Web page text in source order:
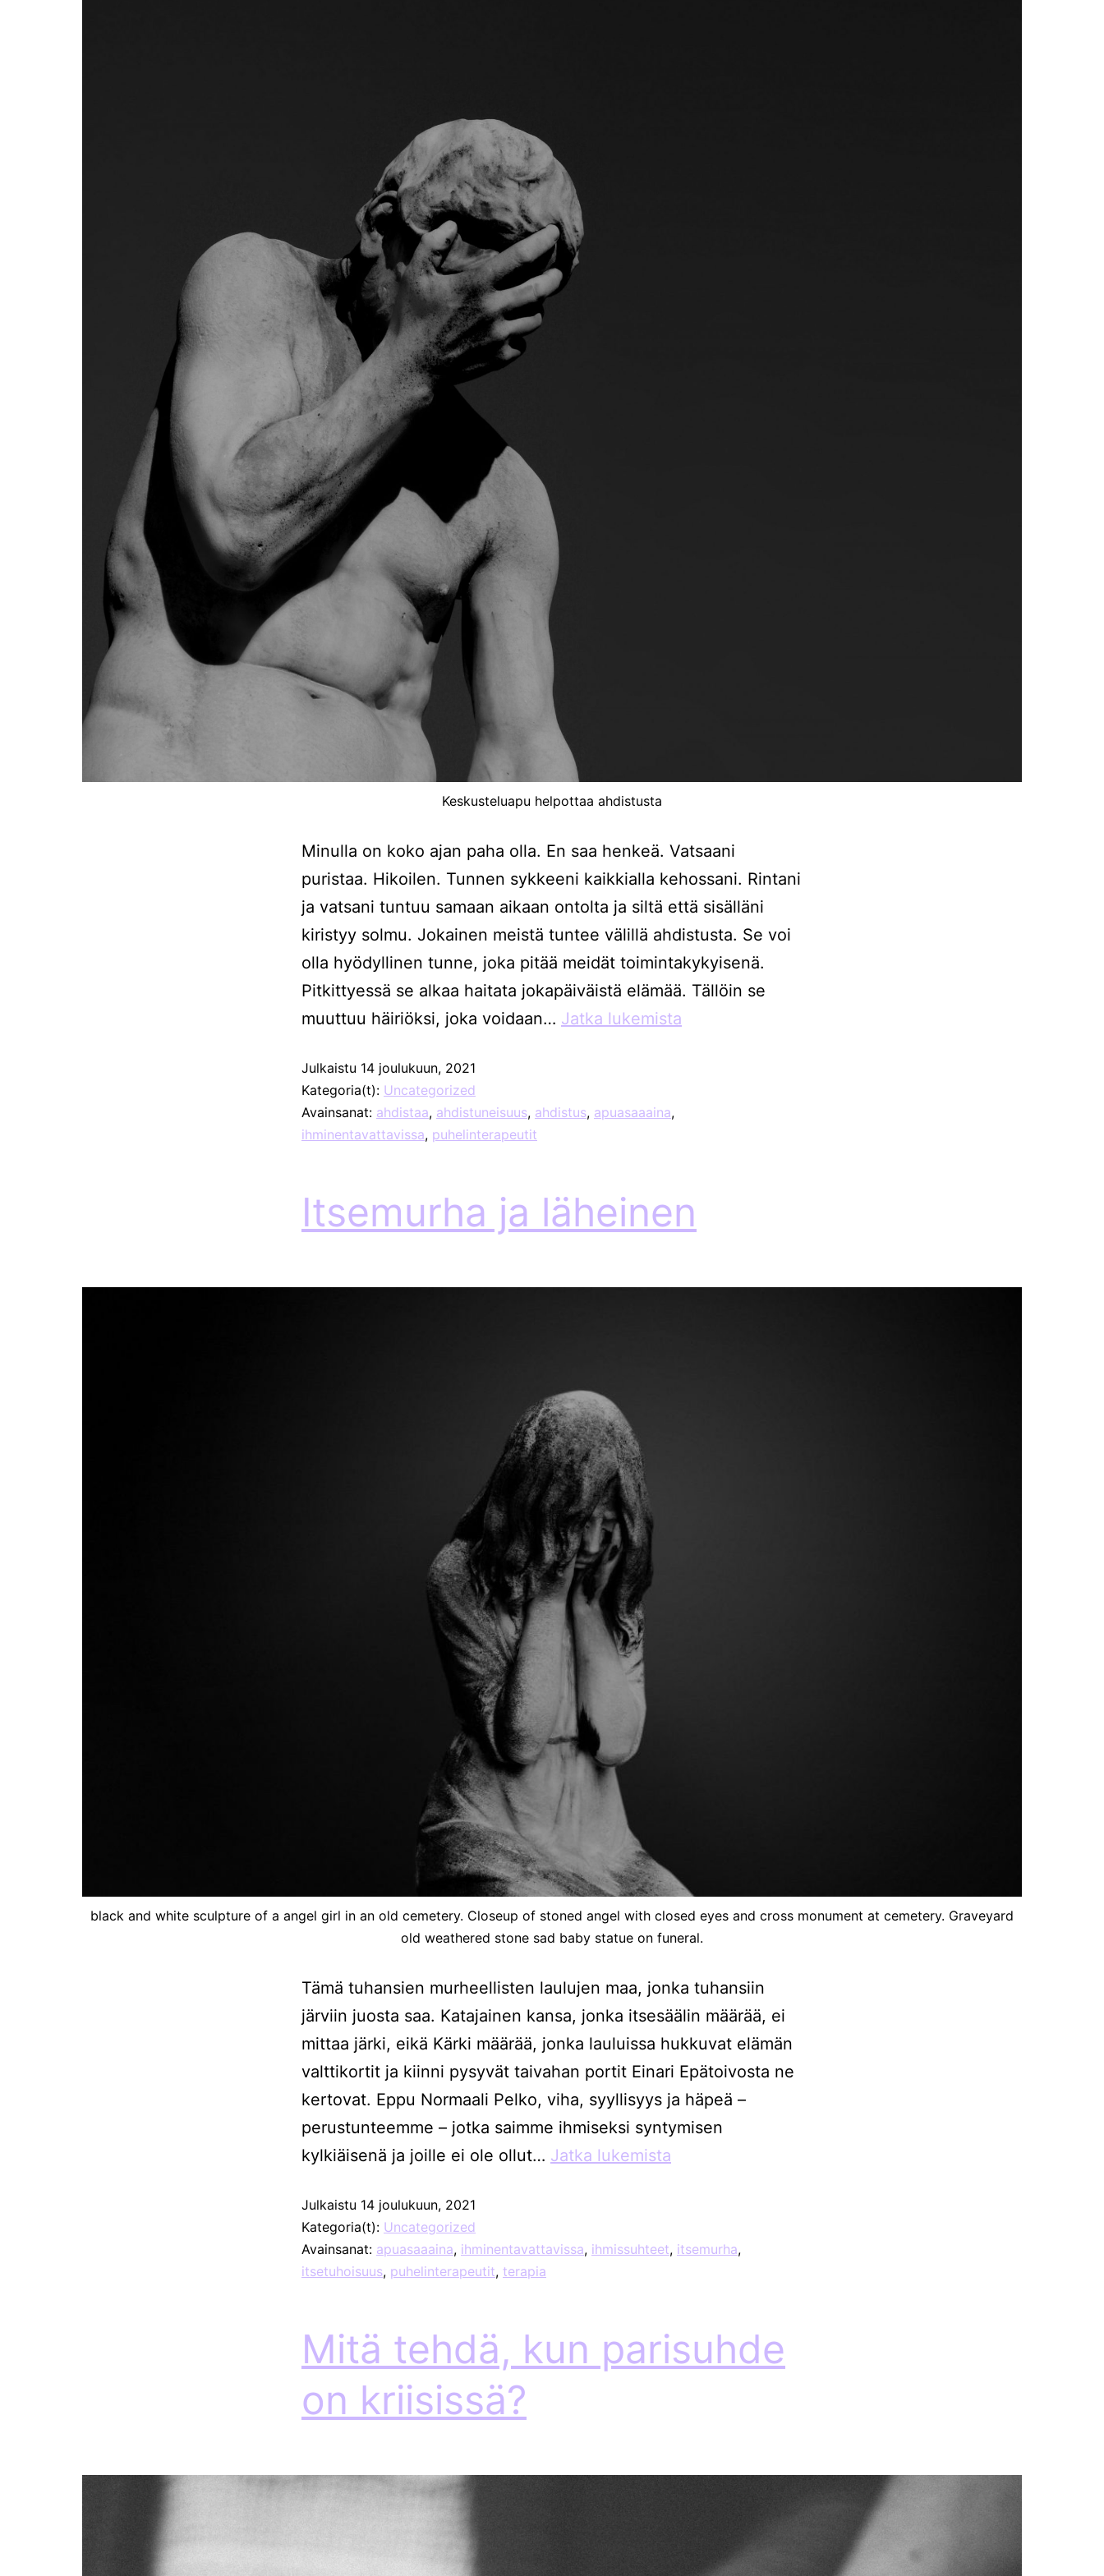
Keskusteluapu helpottaa ahdistusta
Minulla on koko ajan paha olla. En saa henkeä. Vatsaani
puristaa. Hikoilen. Tunnen sykkeeni kaikkialla kehossani. Rintani
ja vatsani tuntuu samaan aikaan ontolta ja siltä että sisälläni
kiristyy solmu. Jokainen meistä tuntee välillä ahdistusta. Se voi
olla hyödyllinen tunne, joka pitää meidät toimintakykyisenä.
Pitkittyessä se alkaa haitata jokapäiväistä elämää. Tällöin se
muuttuu häiriöksi, joka voidaan… Jatka lukemista
Julkaistu 14 joulukuun, 2021
Kategoria(t): Uncategorized
Avainsanat: ahdistaa, ahdistuneisuus, ahdistus, apuasaaaina,
ihminentavattavissa, puhelinterapeutit
Itsemurha ja läheinen
black and white sculpture of a angel girl in an old cemetery. Closeup of stoned angel with closed eyes and cross monument at cemetery. Graveyard
old weathered stone sad baby statue on funeral.
Tämä tuhansien murheellisten laulujen maa, jonka tuhansiin
järviin juosta saa. Katajainen kansa, jonka itsesäälin määrää, ei
mittaa järki, eikä Kärki määrää, jonka lauluissa hukkuvat elämän
valttikortit ja kiinni pysyvät taivahan portit Einari Epätoivosta ne
kertovat. Eppu Normaali Pelko, viha, syyllisyys ja häpeä –
perustunteemme – jotka saimme ihmiseksi syntymisen
kylkiäisenä ja joille ei ole ollut… Jatka lukemista
Julkaistu 14 joulukuun, 2021
Kategoria(t): Uncategorized
Avainsanat: apuasaaaina, ihminentavattavissa, ihmissuhteet, itsemurha,
itsetuhoisuus, puhelinterapeutit, terapia
Mitä tehdä, kun parisuhde
on kriisissä?